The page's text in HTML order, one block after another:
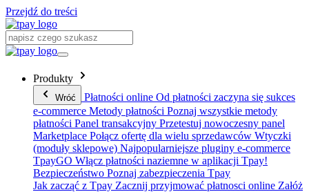
Przejdź do treści
Produkty
Wróć Płatności online Od płatności zaczyna się sukces
e-commerce Metody płatności Poznaj wszystkie metody
płatności Panel transakcyjny Przetestuj nowoczesny panel
Marketplace Połącz ofertę dla wielu sprzedawców Wtyczki
(moduły sklepowe) Najpopularniejsze pluginy e-commerce
TpayGO Włącz płatności naziemne w aplikacji Tpay!
Bezpieczeństwo Poznaj zabezpieczenia Tpay
Jak zacząć z Tpay Zacznij przyjmować płatnosci online Załóż